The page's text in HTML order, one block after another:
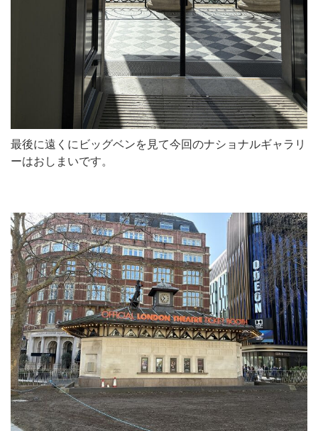
最後に遠くにビッグベンを見て今回のナショナルギャラリ
ーはおしまいです。